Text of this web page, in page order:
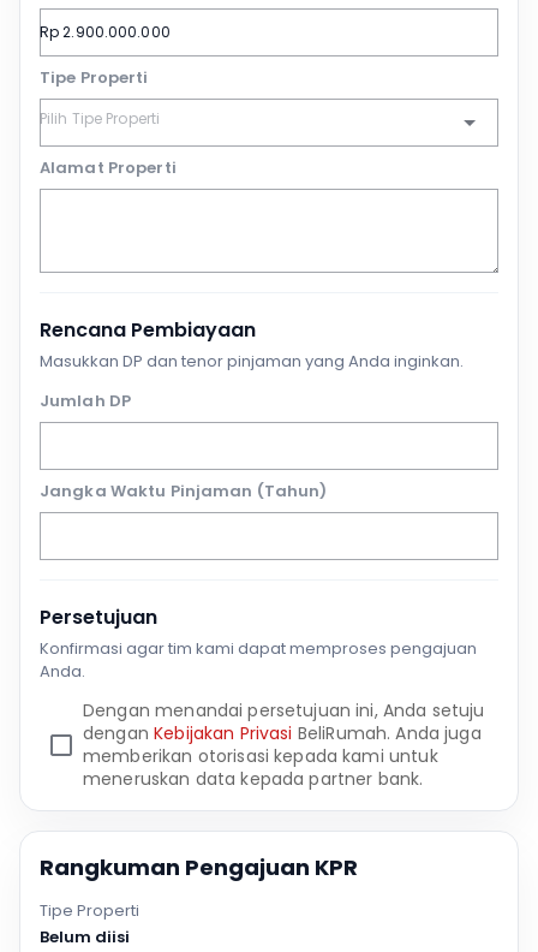
Tipe Properti
Alamat Properti
Rencana Pembiayaan
Masukkan DP dan tenor pinjaman yang Anda inginkan.
Jumlah DP
Jangka Waktu Pinjaman (Tahun)
Persetujuan
Konfirmasi agar tim kami dapat memproses pengajuan
Anda.
Dengan menandai persetujuan ini, Anda setuju
denganKebijakan Privasi BeliRumah. Anda juga
memberikan otorisasi kepada kami untuk
meneruskan data kepada partner bank.
Rangkuman Pengajuan KPR
Tipe Properti
Belum diisi